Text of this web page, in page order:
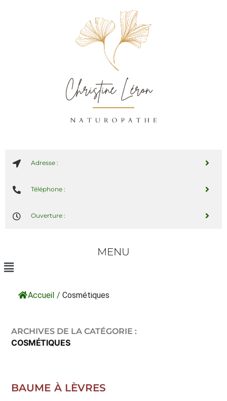
Adresse :
Téléphone :
Ouverture :
MENU
Accueil / Cosmétiques
ARCHIVES DE LA CATÉGORIE :
COSMÉTIQUES
BAUME À LÈVRES